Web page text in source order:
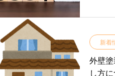
新着
外壁
し方